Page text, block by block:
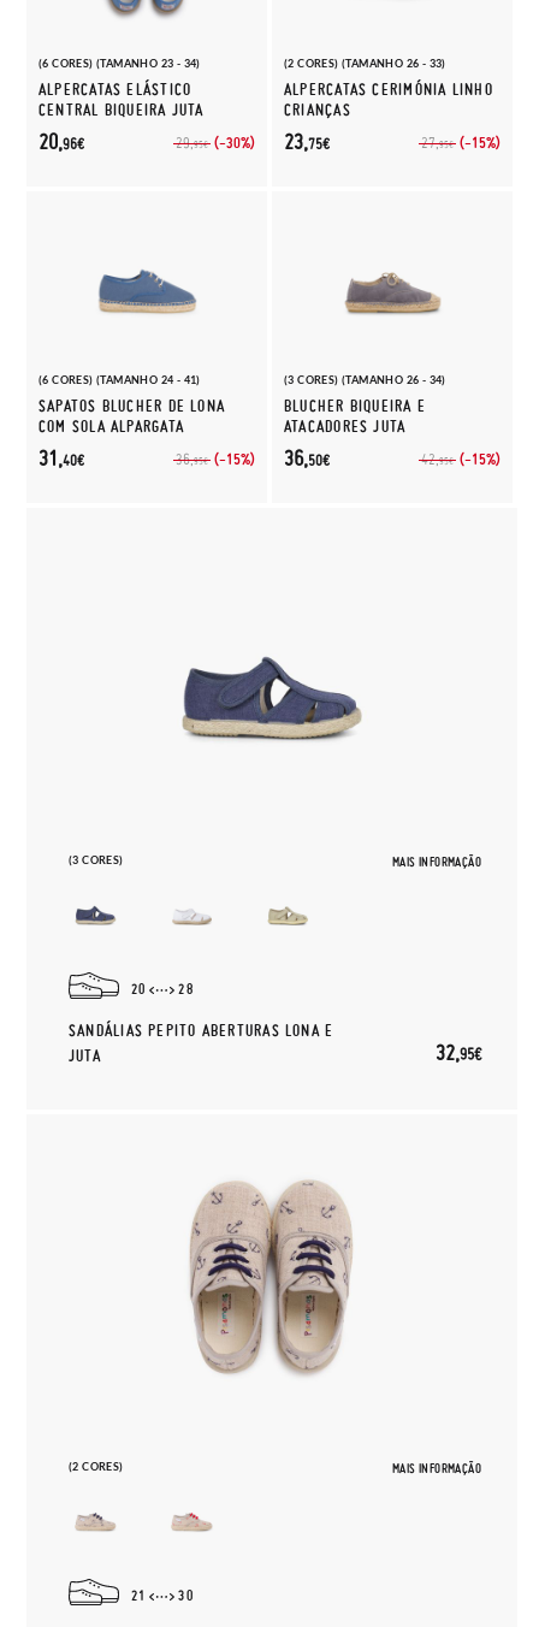
(6 CORES) (TAMANHO 23 - 34)
ALPERCATAS ELÁSTICO
CENTRAL BIQUEIRA JUTA
29,95€ (-30%)
20,96€
(2 CORES) (TAMANHO 26 - 33)
ALPERCATAS CERIMÓNIA LINHO
CRIANÇAS
27,95€ (-15%)
23,75€
(6 CORES) (TAMANHO 24 - 41)
SAPATOS BLUCHER DE LONA
COM SOLA ALPARGATA
36,95€ (-15%)
31,40€
(3 CORES) (TAMANHO 26 - 34)
BLUCHER BIQUEIRA E
ATACADORES JUTA
42,95€ (-15%)
36,50€
(3 CORES) MAIS INFORMAÇÃO
20 28
SANDÁLIAS PEPITO ABERTURAS LONA E
JUTA
32,95€
(2 CORES) MAIS INFORMAÇÃO
21 30